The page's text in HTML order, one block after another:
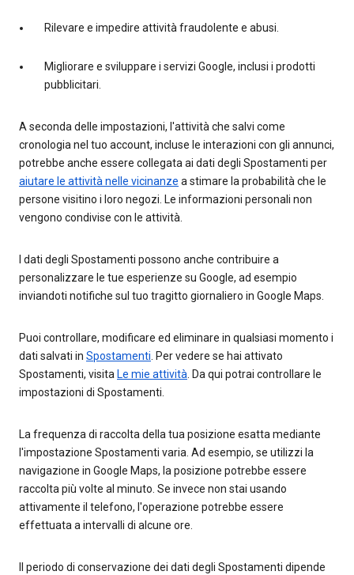
Rilevare e impedire attività fraudolente e abusi.
Migliorare e sviluppare i servizi Google, inclusi i prodotti
pubblicitari.
A seconda delle impostazioni, l'attività che salvi come
cronologia nel tuo account, incluse le interazioni con gli annunci,
potrebbe anche essere collegata ai dati degli Spostamenti per
aiutare le attività nelle vicinanze a stimare la probabilità che le
persone visitino i loro negozi. Le informazioni personali non
vengono condivise con le attività.
I dati degli Spostamenti possono anche contribuire a
personalizzare le tue esperienze su Google, ad esempio
inviandoti notifiche sul tuo tragitto giornaliero in Google Maps.
Puoi controllare, modificare ed eliminare in qualsiasi momento i
dati salvati in Spostamenti. Per vedere se hai attivato
Spostamenti, visita Le mie attività. Da qui potrai controllare le
impostazioni di Spostamenti.
La frequenza di raccolta della tua posizione esatta mediante
l'impostazione Spostamenti varia. Ad esempio, se utilizzi la
navigazione in Google Maps, la posizione potrebbe essere
raccolta più volte al minuto. Se invece non stai usando
attivamente il telefono, l'operazione potrebbe essere
effettuata a intervalli di alcune ore.
Il periodo di conservazione dei dati degli Spostamenti dipende